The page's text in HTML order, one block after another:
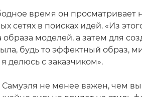
время он просматривает
сетях в поисках идей. «Из
образа моделей, а затем для
будь то эффектный образ,
делюсь с заказчиком».
не менее важен, чем